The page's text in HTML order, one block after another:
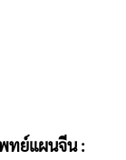
ทย์แผนจีน :